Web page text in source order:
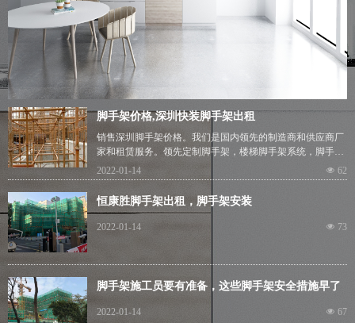
脚手架价格,深圳快装脚手架出租
销售深圳脚手架价格。我们是国内领先的制造商和供应商厂
家和租赁服务。领先定制脚手架，楼梯脚手架系统，脚手架
塔和铝移动脚手架塔。
深圳的这种脚手架梯对于攀登建筑物的顶部非常有用，我们
可以通过这种脚手架达到所需的高度。那么它是有保护性和
安全的。由深圳铝梯组成的铝脚手架梯。梯子以其多功能性
和简单性而闻名。我们在深圳拥有可以满足国内、商业、工
业和企业部门客户的梯子。
售后服务承诺为荣。如果您需要我们的深圳镀锌管脚手架价
格，那么您可以查看我们的网站以了解更多关于我们的信
息。
넶 62
2022-01-14
恒康胜脚手架出租，脚手架安装
넶 73
2022-01-14
脚手架施工员要有准备，这些脚手架安全措施早了
넶 67
2022-01-14